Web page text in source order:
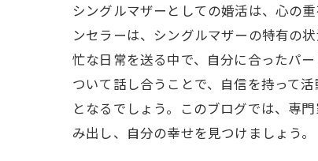
シングルマザーとしての婚活は、心の
ンセラーは、シングルマザーの特有の
忙な日常を送る中で、自分に合ったパ
ついて話し合うことで、自信を持って
となるでしょう。このブログでは、専
み出し、自分の幸せを見つけましょう。